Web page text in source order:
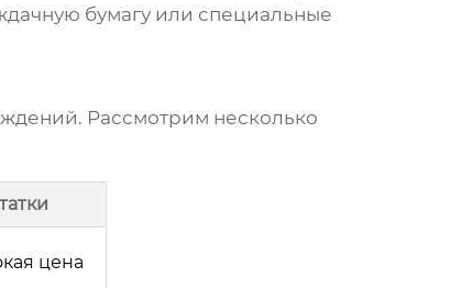
бумагу или специальные
. Рассмотрим несколько
цена